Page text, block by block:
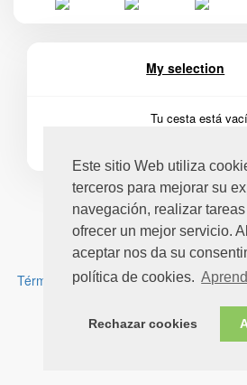
Este sitio Web utiliza
terceros para mejorar su
navegación, realizar
ofrecer un mejor servicio.
aceptar nos da su
política de cookies.
Rechazar cookies
My selection
Tu cesta está
Términos de Venta-Política de cookies